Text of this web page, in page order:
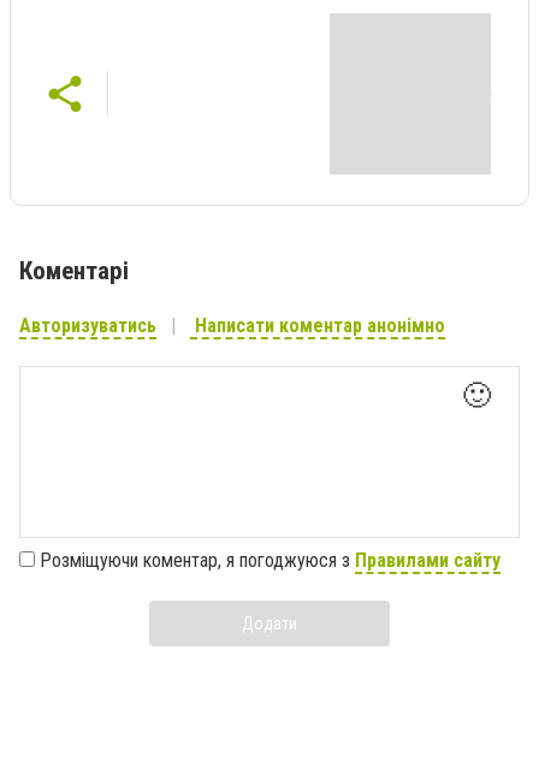
Коментарі
Авторизуватись Написати коментар анонімно
🙂
Розміщуючи коментар, я погоджуюся з Правилами сайту
Додати